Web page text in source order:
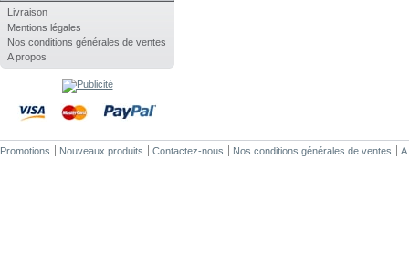
Livraison
Mentions légales
Nos conditions générales de ventes
A propos
Promotions Nouveaux produits Contactez-nous Nos conditions générales de ventes A